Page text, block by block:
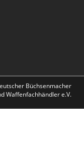
Büchsenmacher
Waffenfachhändler e.V.